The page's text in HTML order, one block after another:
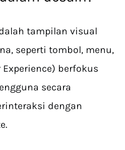
tampilan visual
seperti tombol, menu,
Experience) berfokus
secara
dengan